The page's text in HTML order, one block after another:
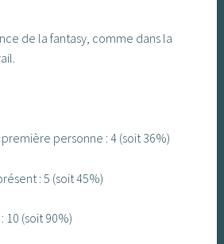
de la fantasy, comme dans la
personne : 4 (soit 36%)
: 5 (soit 45%)
10 (soit 90%)